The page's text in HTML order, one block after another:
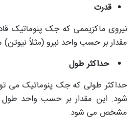
قدرت
نیروی ماکزیممی که جک پنوماتیک
مقدار بر حسب واحد نیرو (مثلاً
حداکثر طول
حداکثر طولی که جک پنوماتیک می
شود. این مقدار بر حسب واحد طول
مشخص می شود.